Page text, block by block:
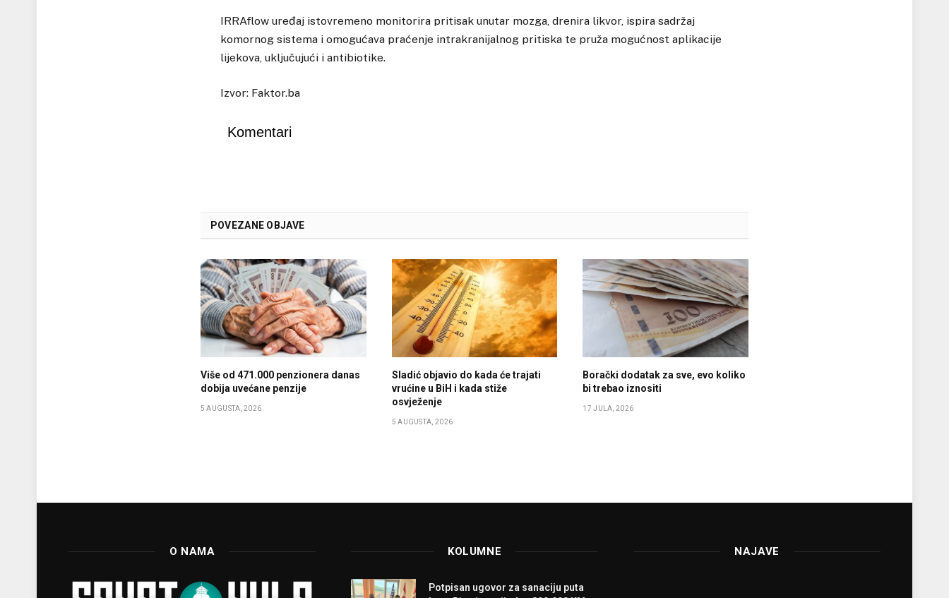
IRRAflow uređaj istovremeno monitorira pritisak unutar mozga, drenira likvor, ispira sadržaj
komornog sistema i omogućava praćenje intrakranijalnog pritiska te pruža mogućnost aplikacije
lijekova, uključujući i antibiotike.
Izvor: Faktor.ba
Komentari
POVEZANE OBJAVE
Više od 471.000 penzionera danas
dobija uvećane penzije
5 AUGUSTA, 2026
Sladić objavio do kada će trajati
vrućine u BiH i kada stiže
osvježenje
5 AUGUSTA, 2026
Borački dodatak za sve, evo koliko
bi trebao iznositi
17 JULA, 2026
O NAMA KOLUMNE
Potpisan ugovor za sanaciju puta
NAJAVE